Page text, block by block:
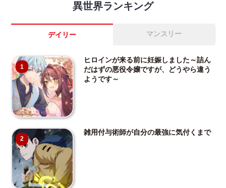
異世界ランキング
デイリー マンスリー
1
ヒロインが来る前に妊娠しました～詰ん
だはずの悪役令嬢ですが、どうやら違う
ようです～
2
雑用付与術師が自分の最強に気付くまで